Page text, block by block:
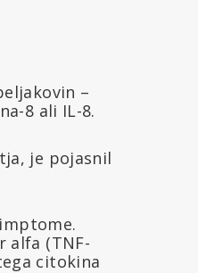
–
8 ali IL-8.
je pojasnil
alfa (TNF-
citokina